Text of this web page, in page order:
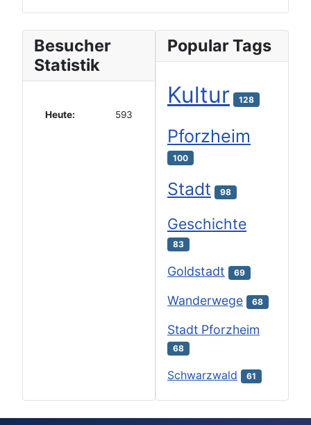
Besucher
Statistik
Heute: 593
Popular Tags
Kultur 128
Pforzheim
100
Stadt 98
Geschichte
83
Goldstadt 69
Wanderwege 68
Stadt Pforzheim
68
Schwarzwald 61